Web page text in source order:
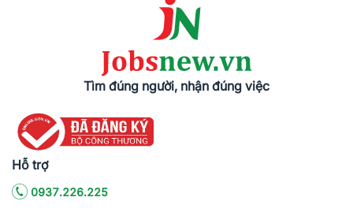
Tìm đúng người, nhận đúng việc
Hỗ trợ
0937.226.225